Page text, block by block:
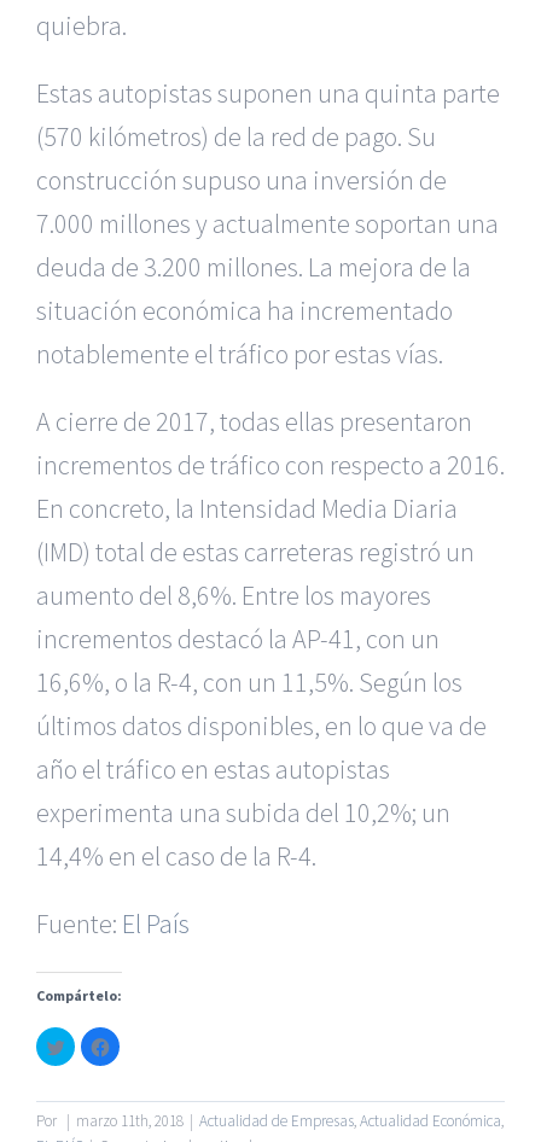
quiebra.
Estas autopistas suponen una quinta parte
(570 kilómetros) de la red de pago. Su
construcción supuso una inversión de
7.000 millones y actualmente soportan una
deuda de 3.200 millones. La mejora de la
situación económica ha incrementado
notablemente el tráfico por estas vías.
A cierre de 2017, todas ellas presentaron
incrementos de tráfico con respecto a 2016.
En concreto, la Intensidad Media Diaria
(IMD) total de estas carreteras registró un
aumento del 8,6%. Entre los mayores
incrementos destacó la AP-41, con un
16,6%, o la R-4, con un 11,5%. Según los
últimos datos disponibles, en lo que va de
año el tráfico en estas autopistas
experimenta una subida del 10,2%; un
14,4% en el caso de la R-4.
Fuente: El País
Compártelo:
Haz
clic
para
en
Twitter
(Se
Haz
clic
en
Facebook
(Se
Por | marzo 11th, 2018 | Actualidad de Empresas,Actualidad Económica,
|Reclamación de Accidentes en Murcia|Reclamación
de Accidentes en Madrid |BGD Abogados Madrid|
|Formación para Abogados
|Hacer Contrato De
© Copyright 2010 -
del sitio